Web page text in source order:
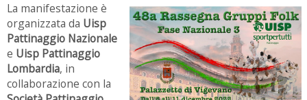
La manifestazione è
organizzata da Uisp
Pattinaggio Nazionale
e Uisp Pattinaggio
Lombardia, in
collaborazione con la